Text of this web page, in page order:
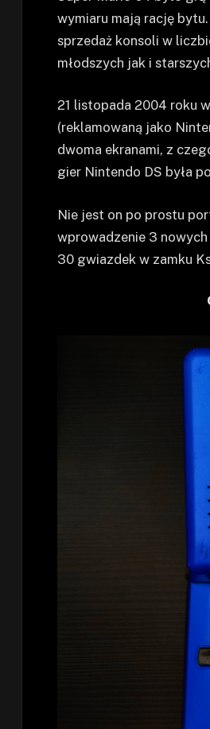
wymiaru mają rację
sprzedaż konsoli w
młodszych jak i
21 listopada 2004 roku
(reklamowaną jako
dwoma ekranami, z
gier Nintendo DS była
Nie jest on po prostu
wprowadzenie 3
30 gwiazdek w zamku